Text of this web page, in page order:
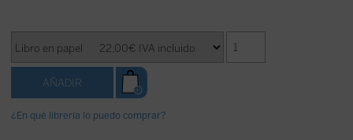
¿En qué librería lo puedo comprar?